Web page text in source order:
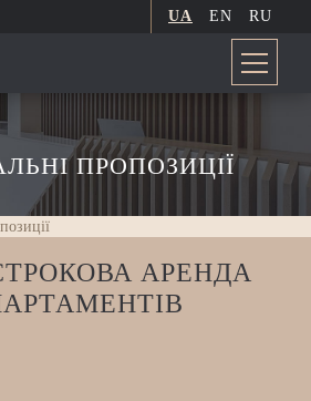
UA EN RU
ПРОПОЗИЦІЇ
АРЕНДА